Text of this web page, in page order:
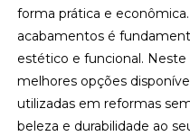
forma prática e
acabamentos é
estético e funcional. Neste
melhores opções
utilizadas em reformas
beleza e durabilidade ao